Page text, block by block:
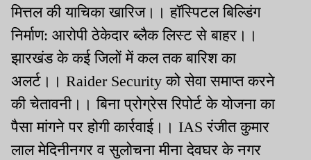
मित्तल की याचिका खारिज।। हॉस्पिटल बिल्डिंग
निर्माण: आरोपी ठेकेदार ब्लैक लिस्ट से बाहर।।
झारखंड के कई जिलों में कल तक बारिश का
अलर्ट।। Raider Security को सेवा समाप्त करने
की चेतावनी।। बिना प्रोग्रेस रिपोर्ट के योजना का
पैसा मांगने पर होगी कार्रवाई।। IAS रंजीत कुमार
लाल मेदिनीनगर व सुलोचना मीना देवघर के नगर